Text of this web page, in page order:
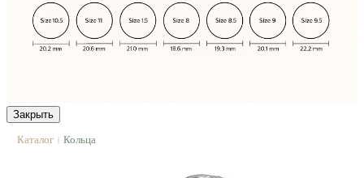
Закрыть
Каталог | Кольца